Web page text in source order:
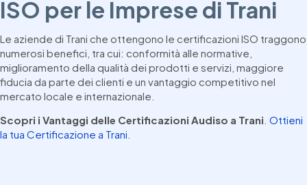
ISO per le Imprese di Trani
Le aziende di Trani che ottengono le certificazioni ISO traggono
numerosi benefici, tra cui: conformità alle normative,
miglioramento della qualità dei prodotti e servizi, maggiore
fiducia da parte dei clienti e un vantaggio competitivo nel
mercato locale e internazionale.
Scopri i Vantaggi delle Certificazioni Audiso a Trani Ottieni
la tua Certificazione a Trani